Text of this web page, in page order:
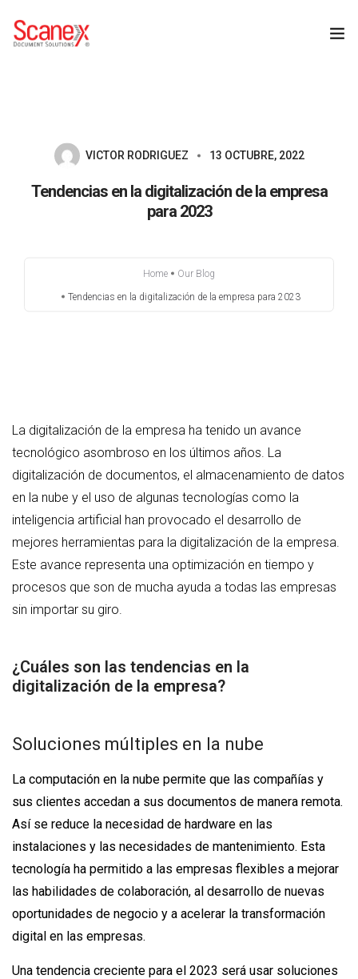
VICTOR RODRIGUEZ 13 OCTUBRE, 2022
Tendencias en la digitalización de la empresa
para 2023
Home Our Blog
Tendencias en la digitalización de la empresa para 2023
La digitalización de la empresa ha tenido un avance
tecnológico asombroso en los últimos años. La
digitalización de documentos, el almacenamiento de datos
en la nube y el uso de algunas tecnologías como la
inteligencia artificial han provocado el desarrollo de
mejores herramientas para la digitalización de la empresa.
Este avance representa una optimización en tiempo y
procesos que son de mucha ayuda a todas las empresas
sin importar su giro.
¿Cuáles son las tendencias en la
digitalización de la empresa?
Soluciones múltiples en la nube
La computación en la nube permite que las compañías y
sus clientes accedan a sus documentos de manera remota.
Así se reduce la necesidad de hardware en las
instalaciones y las necesidades de mantenimiento. Esta
tecnología ha permitido a las empresas flexibles a mejorar
las habilidades de colaboración, al desarrollo de nuevas
oportunidades de negocio y a acelerar la transformación
digital en las empresas.
Una tendencia creciente para el 2023 será usar soluciones